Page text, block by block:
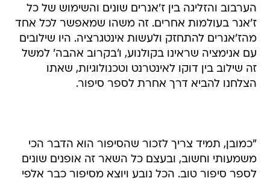
הערבוב והזליגה בין ז'אנרים שונים והשימוש של כל
ז'אנר בעולמות אחרים. זה משהו שמאפשר לכל אחד
מהז'אנרים להתחזק ולעשות אינטגרציה. היו שילובים
עם אנימציה שראינו בקולנוע, ו'בקרוב אהבה' למשל
זה שילוב בין דוקו לאינטרנט וטכנולוגיות, שאתו
הצלחנו להביא דרך אחרת לספר סיפור.
"כמובן, תמיד צריך לזכור שהסיפור הוא הדבר הכי
משמעותי וחשוב, ובעצם כל השאר זה אופנים שונים
לספר סיפור טוב. הכל נובע ויוצא מסיפור כבר אלפי